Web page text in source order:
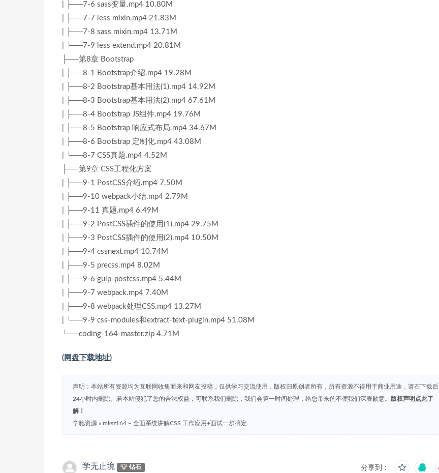
| ├──7-6 sass变量.mp4 10.80M
| ├──7-7 less mixin.mp4 21.83M
| ├──7-8 sass mixin.mp4 13.71M
| └──7-9 less extend.mp4 20.81M
├──第8章 Bootstrap
| ├──8-1 Bootstrap介绍.mp4 19.28M
| ├──8-2 Bootstrap基本用法(1).mp4 14.92M
| ├──8-3 Bootstrap基本用法(2).mp4 67.61M
| ├──8-4 Bootstrap JS组件.mp4 19.76M
| ├──8-5 Bootstrap 响应式布局.mp4 34.67M
| ├──8-6 Bootstrap 定制化.mp4 43.08M
| └──8-7 CSS真题.mp4 4.52M
├──第9章 CSS工程化方案
| ├──9-1 PostCSS介绍.mp4 7.50M
| ├──9-10 webpack小结.mp4 2.79M
| ├──9-11 真题.mp4 6.49M
| ├──9-2 PostCSS插件的使用(1).mp4 29.75M
| ├──9-3 PostCSS插件的使用(2).mp4 10.50M
| ├──9-4 cssnext.mp4 10.74M
| ├──9-5 precss.mp4 8.02M
| ├──9-6 gulp-postcss.mp4 5.44M
| ├──9-7 webpack.mp4 7.40M
| ├──9-8 webpack处理CSS.mp4 13.27M
| └──9-9 css-modules和extract-text-plugin.mp4 51.08M
└──coding-164-master.zip 4.71M
(网盘下载地址)
声明：本站所有资源均为互联网收集而来和网友投稿，仅供学习交流使用，版权归原创者所有，所有资源不得用于商业用途，请在下载后
24小时内删除。若本站侵犯了您的合法权益，可联系我们删除，我们会第一时间处理，给您带来的不便我们深表歉意。
版权声明点此了
解！
学驰资源 » mksz164 – 全面系统讲解CSS 工作应用+面试一步搞定
学无止境 钻石 分享到：